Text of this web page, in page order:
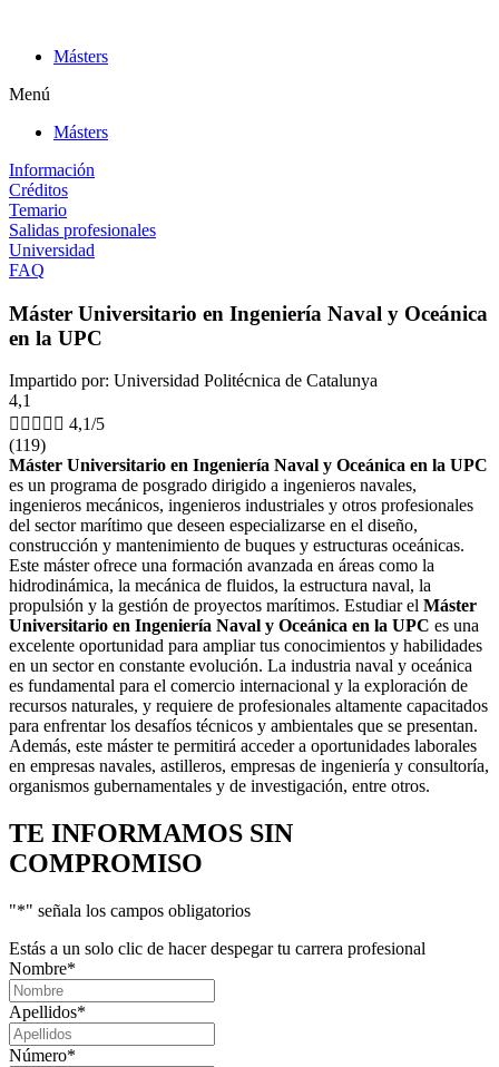
contenidoMásters
Menú
Másters
Información
Créditos
Temario
Salidas profesionales
Universidad
FAQ
Máster Universitario en Ingeniería Naval y Oceánica
en la UPC
Impartido por: Universidad Politécnica de Catalunya
4,1
     4,1/5
(119)
Máster Universitario en Ingeniería Naval y Oceánica en la UPC
es un programa de posgrado dirigido a ingenieros navales,
ingenieros mecánicos, ingenieros industriales y otros profesionales
del sector marítimo que deseen especializarse en el diseño,
construcción y mantenimiento de buques y estructuras oceánicas.
Este máster ofrece una formación avanzada en áreas como la
hidrodinámica, la mecánica de fluidos, la estructura naval, la
propulsión y la gestión de proyectos marítimos. Estudiar el Máster
Universitario en Ingeniería Naval y Oceánica en la UPC es una
excelente oportunidad para ampliar tus conocimientos y habilidades
en un sector en constante evolución. La industria naval y oceánica
es fundamental para el comercio internacional y la exploración de
recursos naturales, y requiere de profesionales altamente capacitados
para enfrentar los desafíos técnicos y ambientales que se presentan.
Además, este máster te permitirá acceder a oportunidades laborales
en empresas navales, astilleros, empresas de ingeniería y consultoría,
organismos gubernamentales y de investigación, entre otros.
TE INFORMAMOS SIN
COMPROMISO
"*" señala los campos obligatorios
Estás a un solo clic de hacer despegar tu carrera profesional
Nombre*
Apellidos*
Número*